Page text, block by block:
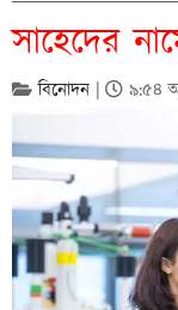
সাহেদের
বিনোদন | ৯:৫৪